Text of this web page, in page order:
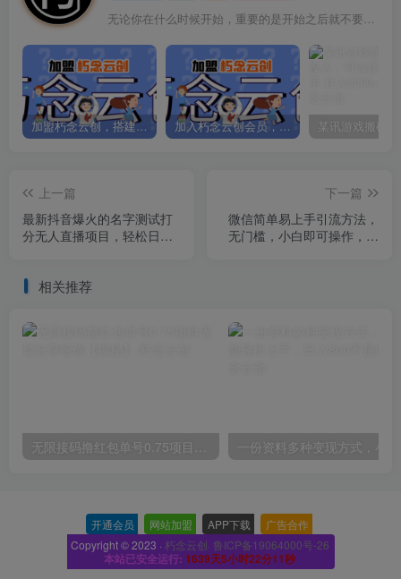
无论你在什么时候开始，重要的是开始之后就不要停止
加盟朽念云创，搭建同款项目资源站，实现日入2000+ 加入朽念云创会员，全站资源免费学习。
上一篇
最新抖音爆火的名字测试打
分无人直播项目，轻松日赚
下一篇
微信简单易上手引流方法，
无门槛，小白即可操作，日
相关推荐
无限接码撸红包单号0.75项目无偿分享给你【揭秘】
开通会员 网站加盟 APP下载 广告合作
Copyright © 2023 · 朽念云创· 鲁ICP备19064000号-26
本站已安全运行: 1639天5小时22分11秒